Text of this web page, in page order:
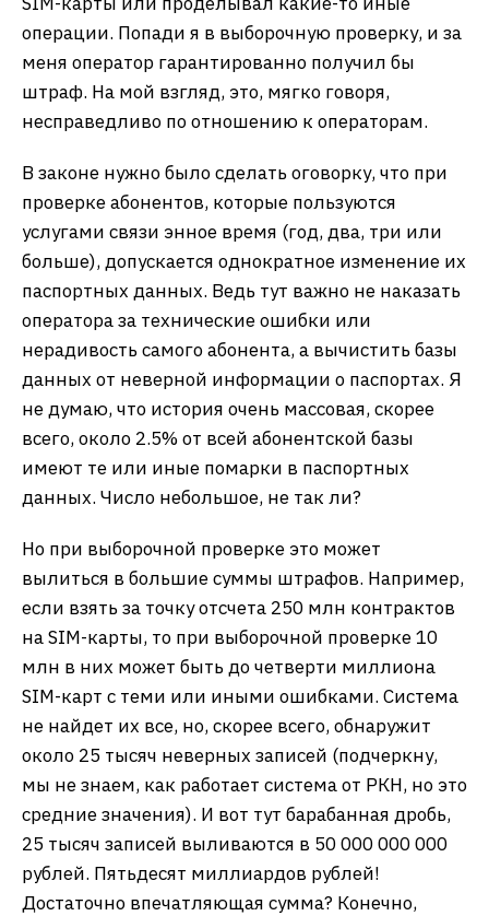
операции. Попади я в выборочную проверку, и за
меня оператор гарантированно получил бы
штраф. На мой взгляд, это, мягко говоря,
несправедливо по отношению к операторам.
В законе нужно было сделать оговорку, что при
проверке абонентов, которые пользуются
услугами связи энное время (год, два, три или
больше), допускается однократное изменение их
паспортных данных. Ведь тут важно не наказать
оператора за технические ошибки или
нерадивость самого абонента, а вычистить базы
данных от неверной информации о паспортах. Я
не думаю, что история очень массовая, скорее
всего, около 2.5% от всей абонентской базы
имеют те или иные помарки в паспортных
данных. Число небольшое, не так ли?
Но при выборочной проверке это может
вылиться в большие суммы штрафов. Например,
если взять за точку отсчета 250 млн контрактов
на SIM-карты, то при выборочной проверке 10
млн в них может быть до четверти миллиона
SIM-карт с теми или иными ошибками. Система
не найдет их все, но, скорее всего, обнаружит
около 25 тысяч неверных записей (подчеркну,
мы не знаем, как работает система от РКН, но это
средние значения). И вот тут барабанная дробь,
25 тысяч записей выливаются в 50 000 000 000
рублей. Пятьдесят миллиардов рублей!
Достаточно впечатляющая сумма? Конечно,